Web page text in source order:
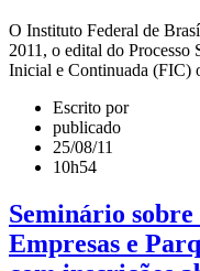
O Instituto Federal de
2011, o edital do Processo
Inicial e Continuada (FIC)
Escrito por
publicado
25/08/11
10h54
Seminário
Empresas e